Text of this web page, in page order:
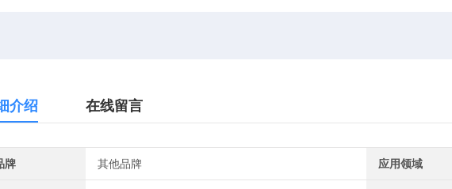
介绍 在线留言
牌 其他品牌 应用领域